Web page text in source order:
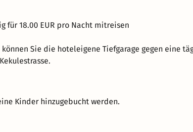
für 18.00 EUR pro Nacht mitreisen
Sie die hoteleigene Tiefgarage gegen eine
Kinder hinzugebucht werden.